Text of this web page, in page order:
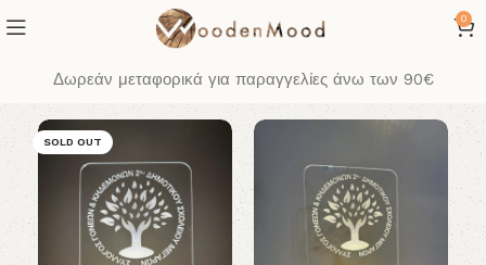
0
Δωρεάν μεταφορικά για παραγγελίες άνω των 90€
SOLD OUT